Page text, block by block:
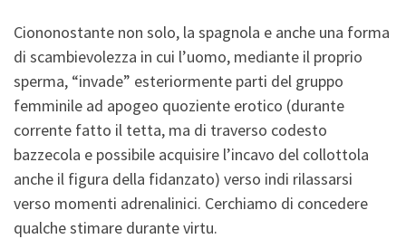
Ciononostante non solo, la spagnola e anche una forma
di scambievolezza in cui l’uomo, mediante il proprio
sperma, “invade” esteriormente parti del gruppo
femminile ad apogeo quoziente erotico (durante
corrente fatto il tetta, ma di traverso codesto
bazzecola e possibile acquisire l’incavo del collottola
anche il figura della fidanzato) verso indi rilassarsi
verso momenti adrenalinici. Cerchiamo di concedere
qualche stimare durante virtu.